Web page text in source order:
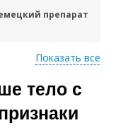
препарат
препараты
Показать все
тело с